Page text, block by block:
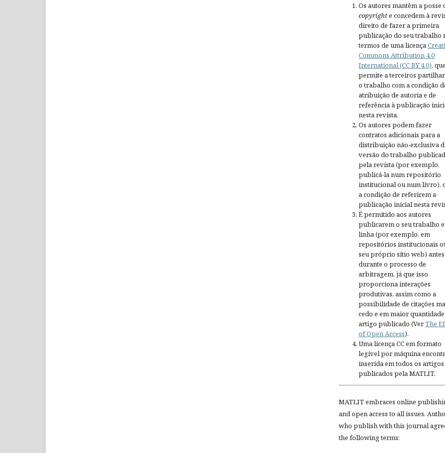
Os autores mantêm a posse
copyrighte concedem à
direito de fazer a primeira
publicação do seu trabalho
termos de uma licença
Commons Attribution 4.0
International (CC BY 4.0), que
permite a terceiros
o trabalho com a condição
atribuição de autoria e de
referência à publicação
nesta revista.
Os autores podem fazer
contratos adicionais para a
distribuição não-exclusiva
versão do trabalho
pela revista (por exemplo,
publicá-la num repositório
institucional ou num livro),
a condição de referirem a
publicação inicial nesta
É permitido aos autores
publicarem o seu trabalho
linha (por exemplo, em
repositórios institucionais
seu próprio sítio web) antes
durante o processo de
arbitragem, já que isso
proporciona interações
produtivas, assim como a
possibilidade de citações
cedo e em maior
artigo publicado (VerThe
of Open Access).
Uma licença CC em formato
legível por máquina
inserida em todos os artigos
publicados pela MATLIT.
MATLIT embraces online
and open access to all issues.
who publish with this journal
the following terms: